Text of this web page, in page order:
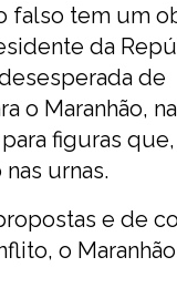
falso tem um
da
de
o Maranhão,
figuras
urnas.
e de
o